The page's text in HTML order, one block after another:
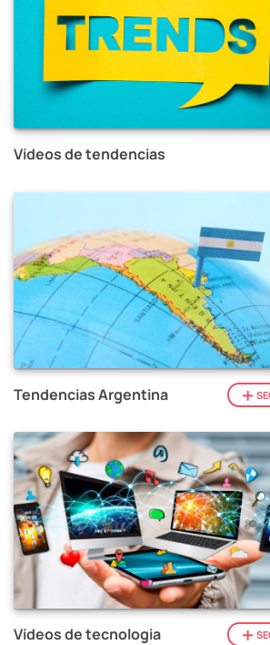
Vídeos de tendencias
Tendencias Argentina
Vídeos de tecnologia